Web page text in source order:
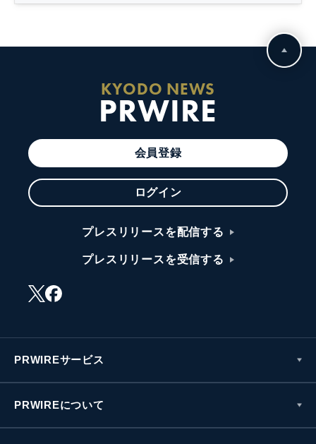
KYODO NEWS
PRWIRE
会員登録
ログイン
プレスリリースを配信する
プレスリリースを受信する
PRWIREサービス
PRWIREについて